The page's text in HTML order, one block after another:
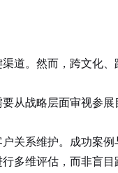
道。然而，跨文化
从战略层面审视参展
系维护。成功案例
多维评估，而非盲目